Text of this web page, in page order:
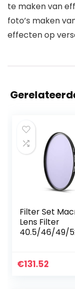
te maken van
foto’s maken
effecten op
Filter Set
Lens Filter
40.5/46/49/
Natuurlijke
€131.52